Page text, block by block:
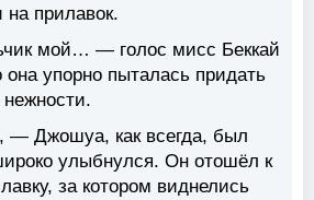
на прилавок.
мой… — голос мисс Беккай
она упорно пыталась придать
— Джошуа, как всегда, был
улыбнулся. Он отошёл к
за котором виднелись